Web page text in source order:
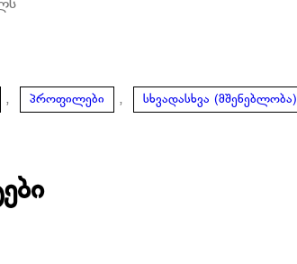
, პროფილები , სხვადასხვა (მშენებლობა)